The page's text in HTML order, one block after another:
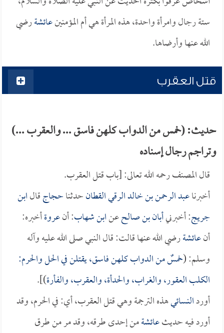
ستة رجال وامرأة واحدة، هذه المرأة هي أم المؤمنينعائشةرضي
الله عنها وأرضاها.
قتل العقرب
حديث: (خمس من الدواب كلهن فاسق ... والعقرب ...)
وتراجم رجال إسناده
قال المصنف رحمه الله تعالى: [باب قتل العقرب.
أخبرناعبد الرحمن بن خالد الرقي القطانحدثناحجاجقالابن
جريج: أخبرنيأبان بن صالحعنابن شهاب: أنعروةأخبره:
أنعائشةرضي الله عنها قالت: قال النبي صلى الله عليه وآله
وسلم: (خمسٌ من الدواب كلهن فاسق، يقتلن في الحل والحرم:
الكلب العقور، والغراب، والحدأة، والعقرب، والفأرة)].
أوردالنسائيهذه الترجمة وهي قتل العقرب، أي: في الحرم، وقد
أورد فيه حديثعائشةمن إحدى طرقه، وقد مر من طرق